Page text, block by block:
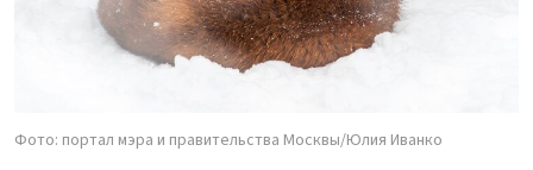
Фото: портал мэра и правительства Москвы/Юлия Иванко